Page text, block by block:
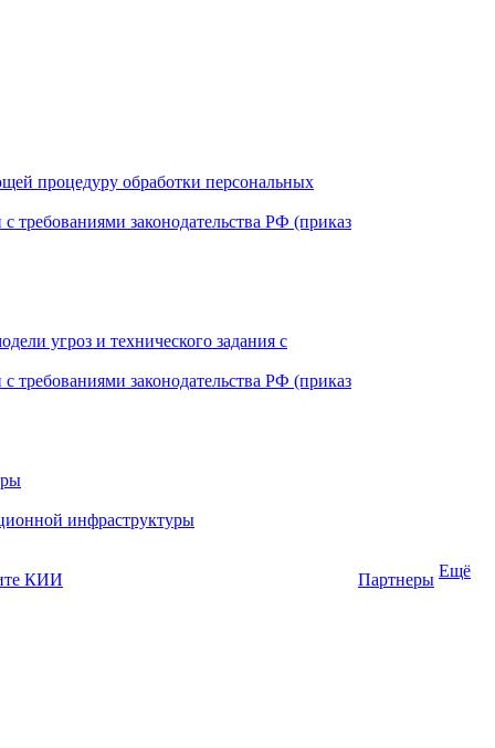
процедуру обработки персональных
требованиями законодательства РФ (приказ
угроз и технического задания с
требованиями законодательства РФ (приказ
инфраструктуры
КИИ
Партнеры Ещё